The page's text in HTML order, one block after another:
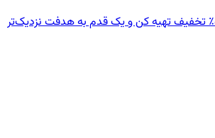
دوره موردنظرت را با ۵۰٪ تخفیف تهیه کن و یک قدم به هدفت نزدیک‌تر